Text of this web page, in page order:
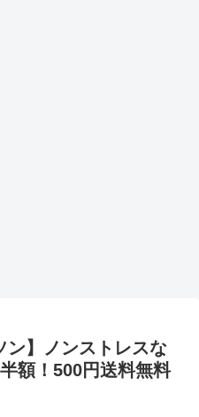
ン】ノンストレスな
額！500円送料無料